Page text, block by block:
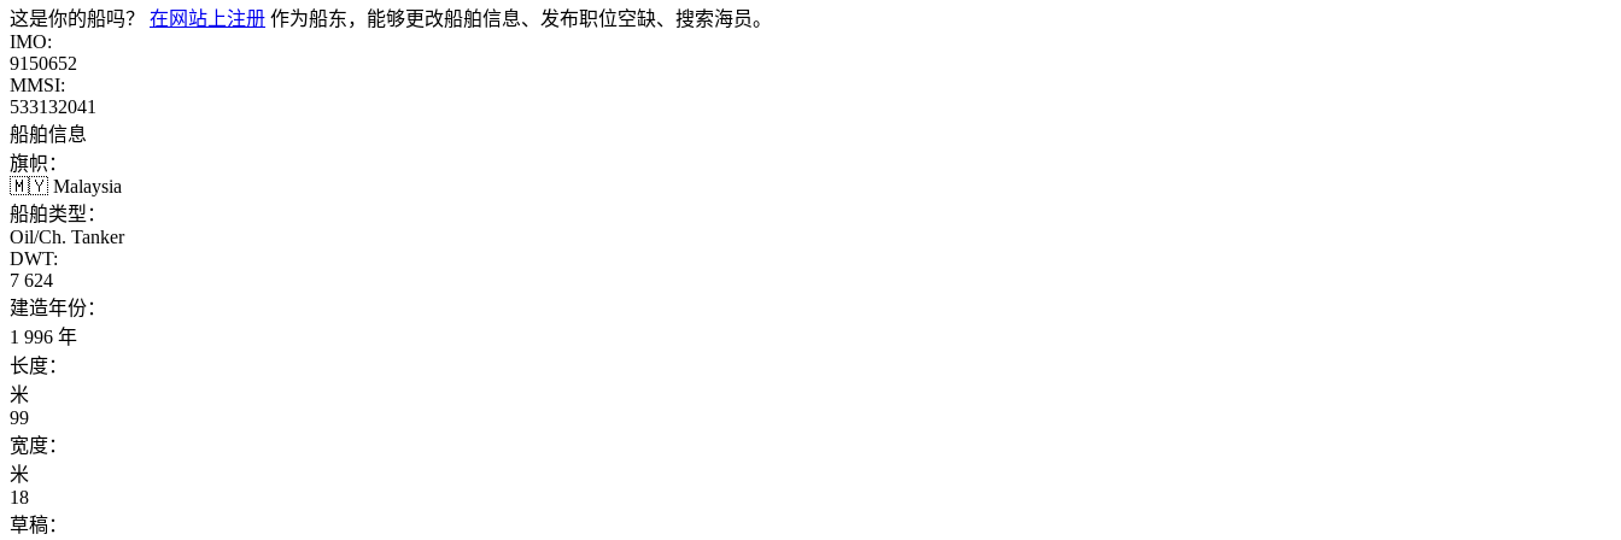
这是你的船吗？ 在网站上注册 作为船东，能够更改船舶信息、发布职位空缺、搜索海员。
IMO:
9150652
MMSI:
533132041
船舶信息
旗帜：
🇲🇾 Malaysia
船舶类型：
Oil/Ch. Tanker
DWT:
7 624
建造年份：
1 996 年
长度：
米
99
宽度：
米
18
草稿：